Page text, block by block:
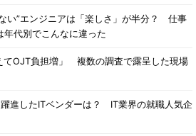
い”エンジニアは「楽しさ」が半分？ 仕事
年代別でこんなに違った
てOJT負担増」 複数の調査で露呈した現場
進したITベンダーは？ IT業界の就職人気企